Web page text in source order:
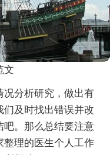
文
况分析研究，做出有
及时找出错误并改
吧。那么总结要注意
整理的医生个人工作